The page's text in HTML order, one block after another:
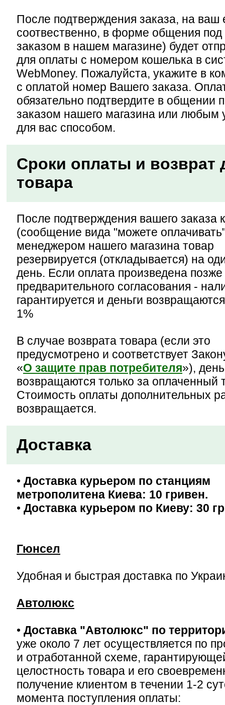
После подтверждения заказа, на ваш
соотвественно, в форме общения
заказом в нашем магазине) будет
для оплаты с номером кошелька в
WebMoney. Пожалуйста, укажите в
с оплатой номер Вашего заказа.
обязательно подтвердите в общении
заказом нашего магазина или любым
для вас способом.
Сроки оплаты и возврат
товара
После подтверждения вашего заказа
(сообщение вида "можете
менеджером нашего магазина товар
резервируется (откладывается) на
день. Если оплата произведена позже
предварительного согласования -
гарантируется и деньги
1%
В случае возврата товара (если это
предусмотрено и соответствует
«О защите прав потребителя»),
возвращаются только за оплаченный
Стоимость оплаты дополнительных
возвращается.
Доставка
• Доставка курьером по станциям
метрополитена Киева: 10 гривен.
• Доставка курьером по Киеву: 30
Гюнсел
Удобная и быстрая доставка по
Автолюкс
• Доставка "Автолюкс" по
уже около 7 лет осуществляется по
и отработанной схеме,
целостность товара и его
получение клиентом в течении 1-2
момента поступления оплаты: